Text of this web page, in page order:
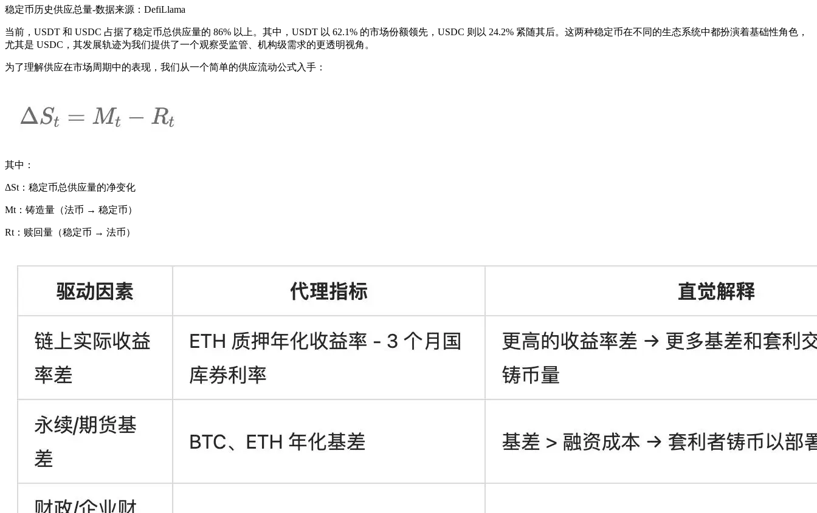
稳定币历史供应总量-数据来源：DefiLlama
当前，USDT 和 USDC 占据了稳定币总供应量的 86% 以上。其中，USDT 以 62.1% 的市场份额领先，USDC 则以 24.2% 紧随其后。这两种稳定币在不同的生态系统中都扮演着基础性角色，
尤其是 USDC，其发展轨迹为我们提供了一个观察受监管、机构级需求的更透明视角。
为了理解供应在市场周期中的表现，我们从一个简单的供应流动公式入手：
其中：
ΔSt：稳定币总供应量的净变化
Mt：铸造量（法币 → 稳定币）
Rt：赎回量（稳定币 → 法币）